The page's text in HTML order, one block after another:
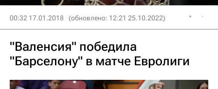
00:32 17.01.2018 (обновлено: 12:21 25.10.2022)
"Валенсия" победила
"Барселону" в матче Евролиги